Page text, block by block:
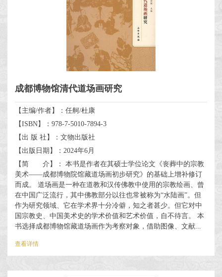
成都博物馆清代道场画研究
【主编/作者】：任舸/杜康
【ISBN】：978-7-5010-7894-3
【出 版 社】：文物出版社
【出版日期】：2024年6月
【简 介】： 本书是作者在其硕士学位论文《丧葬中的宗教
美术——成都博物院馆藏道场画初步研究》的基础上增补修订
而成。 道场画是一种在道教和汉传佛教中使用的宗教绘画、曾
在中国广泛流行，其中佛教部分以往也常被称为“水陆画”。但
作为研究领域、它在学术界十分冷僻，知之者甚少。但它对中
国宗教史、中国美术史的学术价值和艺术价值，自不待言。 本
书选择成都博物馆藏道场画作为考察对象，借助图像、文献...
查看详情